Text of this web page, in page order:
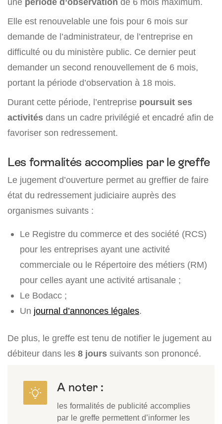
Elle est renouvelable une fois pour 6 mois sur
demande de l’administrateur, de l’entreprise en
difficulté ou du ministère public. Ce dernier peut
demander un second renouvellement de 6 mois,
portant la période d’observation à 18 mois.
Durant cette période, l’entreprise poursuit ses
activités dans un cadre privilégié et encadré afin de
favoriser son redressement.
Les formalités accomplies par le greffe
Le jugement d’ouverture permet au greffier de faire
état du redressement judiciaire auprès des
organismes suivants :
Le Registre du commerce et des société (RCS)
pour les entreprises ayant une activité
commerciale ou le Répertoire des métiers (RM)
pour celles ayant une activité artisanale ;
Le Bodacc ;
Un journal d’annonces légales.
De plus, le greffe est tenu de notifier le jugement au
débiteur dans les 8 jours suivants son prononcé.
A noter :
les formalités de publicité accomplies
par le greffe permettent d’informer les